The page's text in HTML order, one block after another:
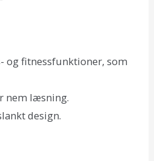
og fitnessfunktioner, som
nem læsning.
design.